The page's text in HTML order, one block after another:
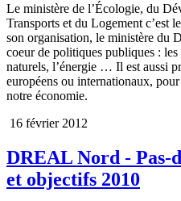
Le ministère de l‌’Écologie, du
Transports et du Logement c’est
son organisation, le ministère du
coeur de politiques publiques :
naturels, l‌’énergie … Il est aussi
européens ou internationaux,
notre économie.
16 février 2012
DREAL Nord - Pas-
et objectifs 2010